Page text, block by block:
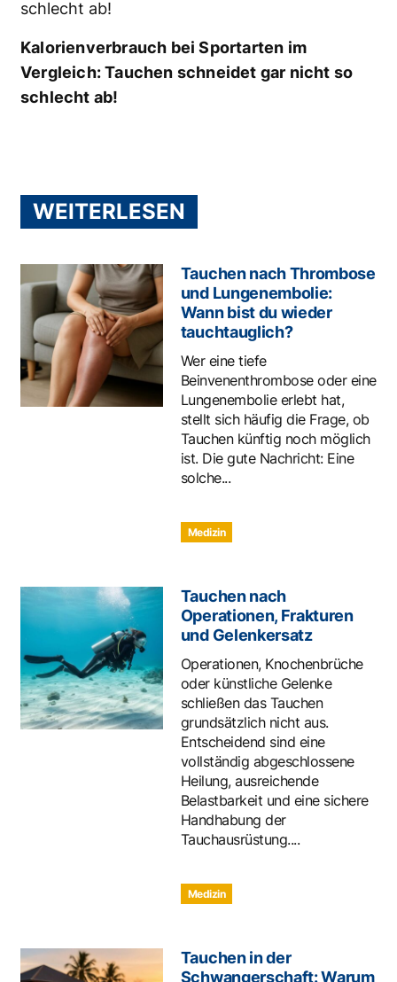
Kalorienverbrauch bei Sportarten im
Vergleich: Tauchen schneidet gar nicht so
schlecht ab!
WEITERLESEN
Tauchen nach Thrombose
und Lungenembolie:
Wann bist du wieder
tauchtauglich?
Wer eine tiefe
Beinvenenthrombose oder eine
Lungenembolie erlebt hat,
stellt sich häufig die Frage, ob
Tauchen künftig noch möglich
ist. Die gute Nachricht: Eine
solche...
Medizin
Tauchen nach
Operationen, Frakturen
und Gelenkersatz
Operationen, Knochenbrüche
oder künstliche Gelenke
schließen das Tauchen
grundsätzlich nicht aus.
Entscheidend sind eine
vollständig abgeschlossene
Heilung, ausreichende
Belastbarkeit und eine sichere
Handhabung der
Tauchausrüstung....
Medizin
Tauchen in der
Schwangerschaft: Warum